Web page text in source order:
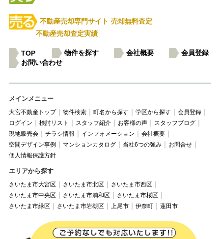
不動産売却専門サイト 売却無料査定
不動産売却査定実績
TOP 物件を探す 会社概要
会員登録
お問い合わせ
メインメニュー
大宮不動産トップ 物件検索 町名から探す 学区から探す
会員登録
ログイン
検討リスト スタッフ紹介 お客様の声
スタッフブログ
現地販売会
チラシ情報 インフォメーション
会社概要
空間デザイン事例
マンションカタログ 当社6つの強み
お問合せ
個人情報保護方針
エリアから探す
さいたま市大宮区 さいたま市北区
さいたま市西区
さいたま市中央区
さいたま市浦和区
さいたま市桜区
さいたま市緑区
さいたま市岩槻区 上尾市 伊奈町 蓮田市